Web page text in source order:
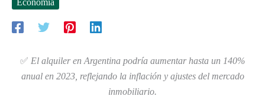
✅ El alquiler en Argentina podría aumentar hasta un 140%
anual en 2023, reflejando la inflación y ajustes del mercado
inmobiliario.